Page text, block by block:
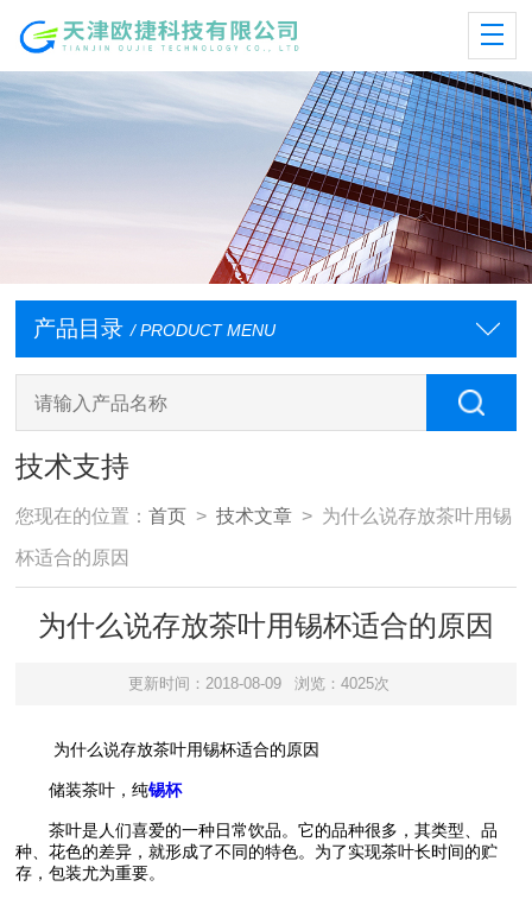
产品目录 / PRODUCT MENU
技术支持
您现在的位置：首页 >技术文章 > 为什么说存放茶叶用锡
杯适合的原因
为什么说存放茶叶用锡杯适合的原因
更新时间：2018-08-09 浏览：4025次
为什么说存放茶叶用锡杯适合的原因
储装茶叶，纯锡杯
茶叶是人们喜爱的一种日常饮品。它的品种很多，其类型、品
种、花色的差异，就形成了不同的特色。为了实现茶叶长时间的贮
存，包装尤为重要。